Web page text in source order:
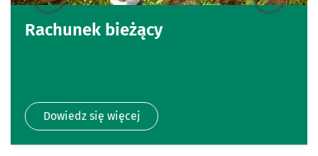
Rachunek bieżący
Dowiedz się więcej